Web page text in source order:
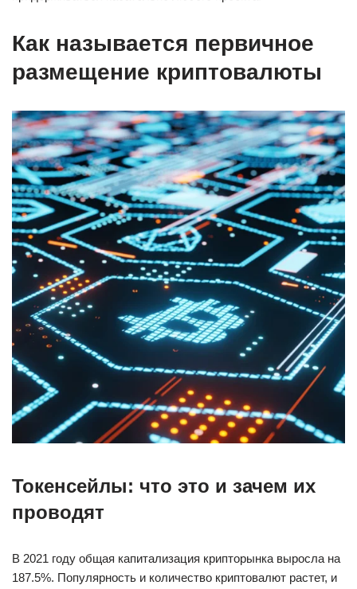
Как называется первичное
размещение криптовалюты
Токенсейлы: что это и зачем их
проводят
В 2021 году общая капитализация крипторынка выросла на
187.5%. Популярность и количество криптовалют растет, и